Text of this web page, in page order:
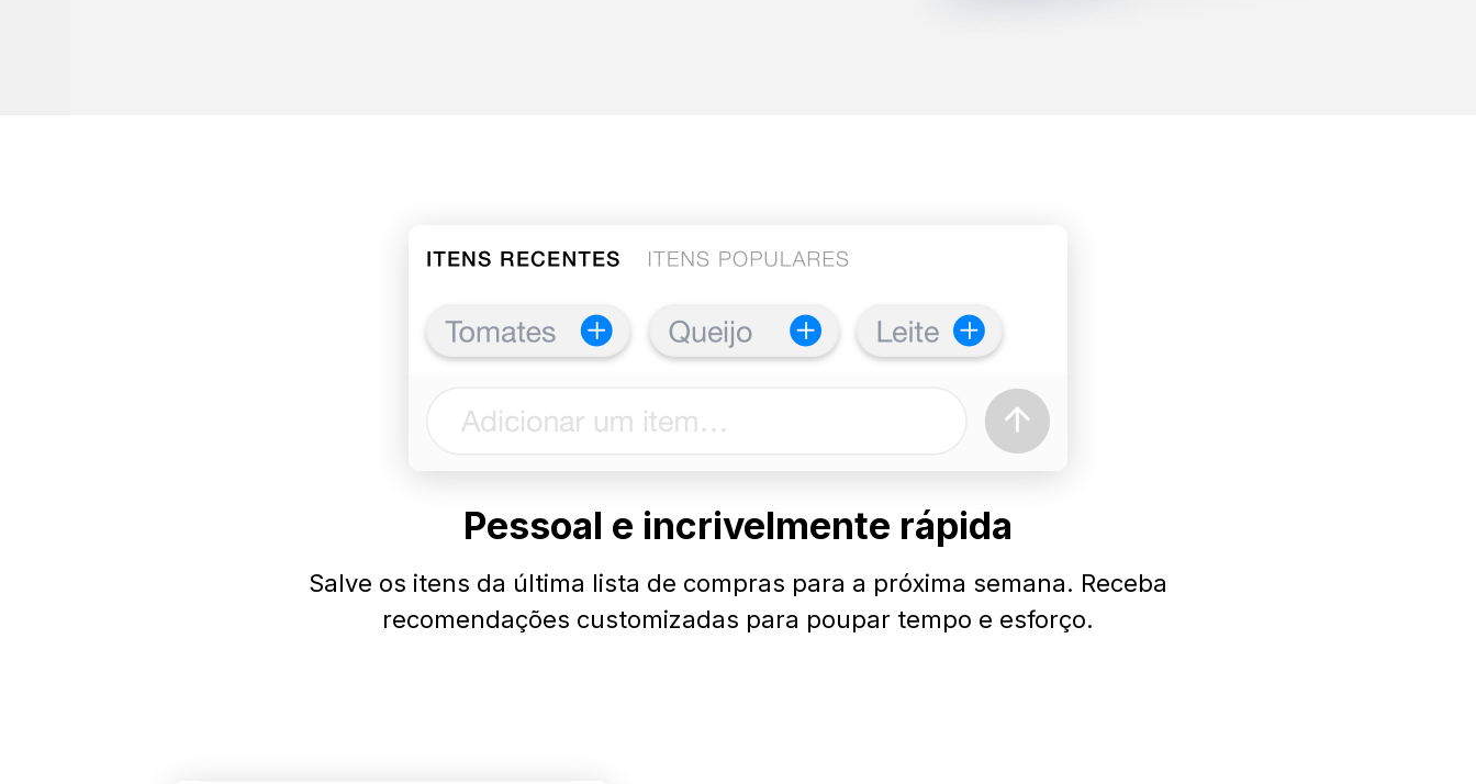
Pessoal e incrivelmente rápida
Salve os itens da última lista de compras para a próxima semana. Receba
recomendações customizadas para poupar tempo e esforço.